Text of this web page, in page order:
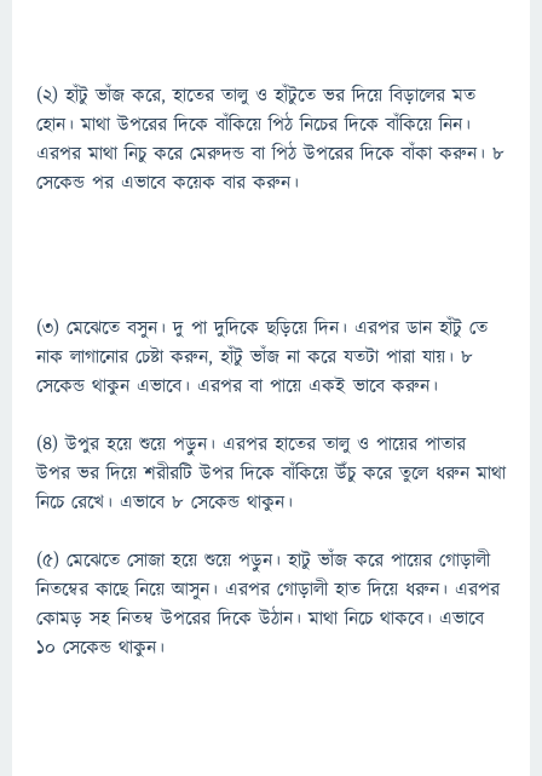
(২) হাঁটু ভাঁজ করে, হাতের তালু ও হাঁটুতে ভর দিয়ে বিড়ালের মত
হোন। মাথা উপরের দিকে বাঁকিয়ে পিঠ নিচের দিকে বাঁকিয়ে নিন।
এরপর মাথা নিচু করে মেরুদন্ড বা পিঠ উপরের দিকে বাঁকা করুন। ৮
সেকেন্ড পর এভাবে কয়েক বার করুন।
(৩) মেঝেতে বসুন। দু পা দুদিকে ছড়িয়ে দিন। এরপর ডান হাঁটু তে
নাক লাগানোর চেষ্টা করুন, হাঁটু ভাঁজ না করে যতটা পারা যায়। ৮
সেকেন্ড থাকুন এভাবে। এরপর বা পায়ে একই ভাবে করুন।
(৪) উপুর হয়ে শুয়ে পড়ুন। এরপর হাতের তালু ও পায়ের পাতার
উপর ভর দিয়ে শরীরটি উপর দিকে বাঁকিয়ে উঁচু করে তুলে ধরুন মাথা
নিচে রেখে। এভাবে ৮ সেকেন্ড থাকুন।
(৫) মেঝেতে সোজা হয়ে শুয়ে পড়ুন। হাটু ভাঁজ করে পায়ের গোড়ালী
নিতম্বের কাছে নিয়ে আসুন। এরপর গোড়ালী হাত দিয়ে ধরুন। এরপর
কোমড় সহ নিতম্ব উপরের দিকে উঠান। মাথা নিচে থাকবে। এভাবে
১০ সেকেন্ড থাকুন।